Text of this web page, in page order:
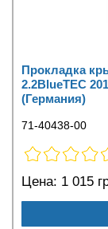
Прокладка
2.2BlueTEC
(Германия)
71-40438-00
Цена: 1 015